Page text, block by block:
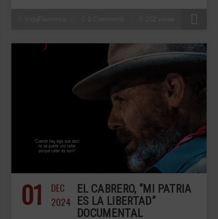
01
DEC
2024
EL CABRERO, “MI PATRIA
ES LA LIBERTAD”
DOCUMENTAL